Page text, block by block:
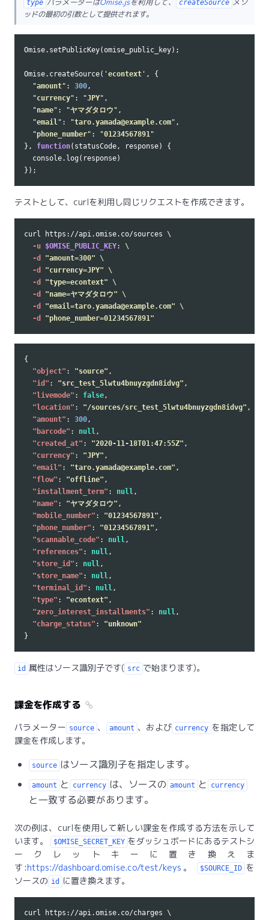
type createSource
ッドの最初の引数として提供されます。
Omise. setPublicKey(omise_public_key);
Omise. createSource( ' econtext ' ,
{
"amount" : 300 ,
"currency" : "JPY" ,
"name" : "ヤマダタロウ " ,
"email " : "taro.yamada@example.com" ,
"phone_number" : "01234567891 "
},
function( statusCode , response)
{
console. log ( response)
});
テストとして、curlを利用し同じリクエストを作成できます。
curl https://api.omise.co/sources \
-u $OMISE_PUBLIC_KEY: \
-d
"amount=300" \
-d
"currency=JPY" \
-d
"type=econtext" \
-d
"name=ヤマダタロウ" \
-d
"email=taro.yamada@example.com" \
-d
"phone_number=01234567891"
{
"object" : "source" ,
"id" : "src_test_5lwtu4bnuyzgdn8idvg" ,
"livemode" : false ,
"location" : "/sources/src_test_5lwtu4bnuyzgdn8idvg" ,
"amount" : 300 ,
"barcode" : null ,
"created_at" : "2020-11-18T01:47:55Z" ,
"currency" : "JPY" ,
"email" : "taro.yamada@example.com" ,
"flow" : "offline" ,
"installment_term" : null ,
"name" : "ヤマダタロウ" ,
"mobile_number" : "01234567891" ,
"phone_number" : "01234567891" ,
"scannable_code" : null ,
"references" : null ,
"store_id" : null ,
"store_name" : null ,
"terminal_id" : null ,
"type" : "econtext" ,
"zero_interest_installments" : null ,
"charge_status" :
"unknown"
}
id 属性はソース識別子です( src で始まります)。
課金を作成する
パラメーター source 、 amount 、および currency を指定して
課金を作成します。
source はソース識別子を指定します。
amount と currency は、ソースの amount と currency
と一致する必要があります。
次の例は、curlを使用して新しい課金を作成する方法を示して
います。
$OMISE_SECRET_KEY をダッシュボードにあるテストシ
ークレットキーに置き換えま
す:https://dashboard.omise.co/test/keys 。 $SOURCE_ID を
ソースの id に置き換えます。
curl https://api.omise.co/charges \